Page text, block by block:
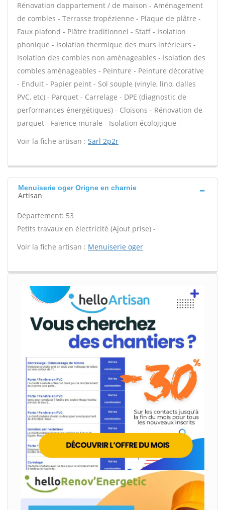
Rénovation dappartement / de maison - Aménagement
de combles - Terrasse tropézienne - Plaque de plâtre -
Faux plafond - Plâtre traditionnel - Staff - Isolation
phonique - Isolation thermique des murs intérieurs -
Isolation des combles non aménageables - Isolation des
combles aménageables - Peinture - Peinture décorative
- Enduit - Papier peint - Sol souple (vinyle, lino, dalles
PVC, etc) - Parquet - Carrelage - DPE (diagnostic de
performances énergétiques) - Cloisons - Rénovation de
parquet - Faïence murale - Isolation écologique -
Voir la fiche artisan : Sarl 2p2r
Menuiserie oger Origne en charnie
Artisan
Département: 53
Petits travaux en électricité (Ajout prise) -
Voir la fiche artisan : Menuiserie oger